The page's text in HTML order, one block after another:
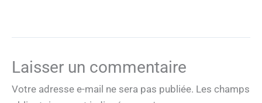
Laisser un commentaire
Votre adresse e-mail ne sera pas publiée. Les champs